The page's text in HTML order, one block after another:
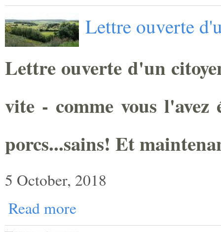
Lettre ouverte
Lettre ouverte d'un
vite - comme vous
porcs...sains! Et
5 October, 2018
Read more